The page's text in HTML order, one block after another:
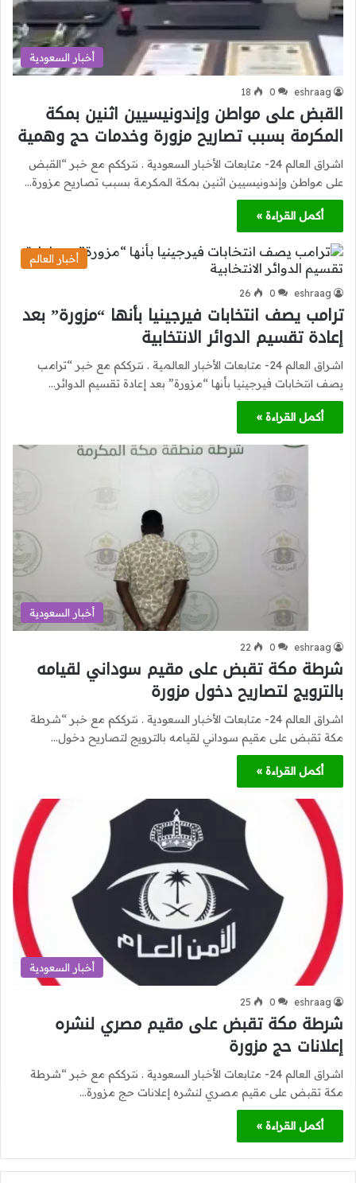
أخبار السعودية
eshraag
0
18
القبض على مواطن وإندونيسيين اثنين بمكة
المكرمة بسبب تصاريح مزورة وخدمات حج وهمية
اشراق العالم 24- متابعات الأخبار السعودية . نترككم مع خبر “القبض
على مواطن وإندونيسيين اثنين بمكة المكرمة بسبب تصاريح مزورة…
أكمل القراءة »
أخبار العالم
eshraag
0
26
ترامب يصف انتخابات فيرجينيا بأنها “مزورة” بعد
إعادة تقسيم الدوائر الانتخابية
اشراق العالم 24- متابعات الأخبار العالمية . نترككم مع خبر “ترامب
يصف انتخابات فيرجينيا بأنها “مزورة” بعد إعادة تقسيم الدوائر…
أكمل القراءة »
أخبار السعودية
eshraag
0
22
شرطة مكة تقبض على مقيم سوداني لقيامه
بالترويج لتصاريح دخول مزورة
اشراق العالم 24- متابعات الأخبار السعودية . نترككم مع خبر “شرطة
مكة تقبض على مقيم سوداني لقيامه بالترويج لتصاريح دخول…
أكمل القراءة »
أخبار السعودية
eshraag
0
25
شرطة مكة تقبض على مقيم مصري لنشره
إعلانات حج مزورة
اشراق العالم 24- متابعات الأخبار السعودية . نترككم مع خبر “شرطة
مكة تقبض على مقيم مصري لنشره إعلانات حج مزورة…
أكمل القراءة »